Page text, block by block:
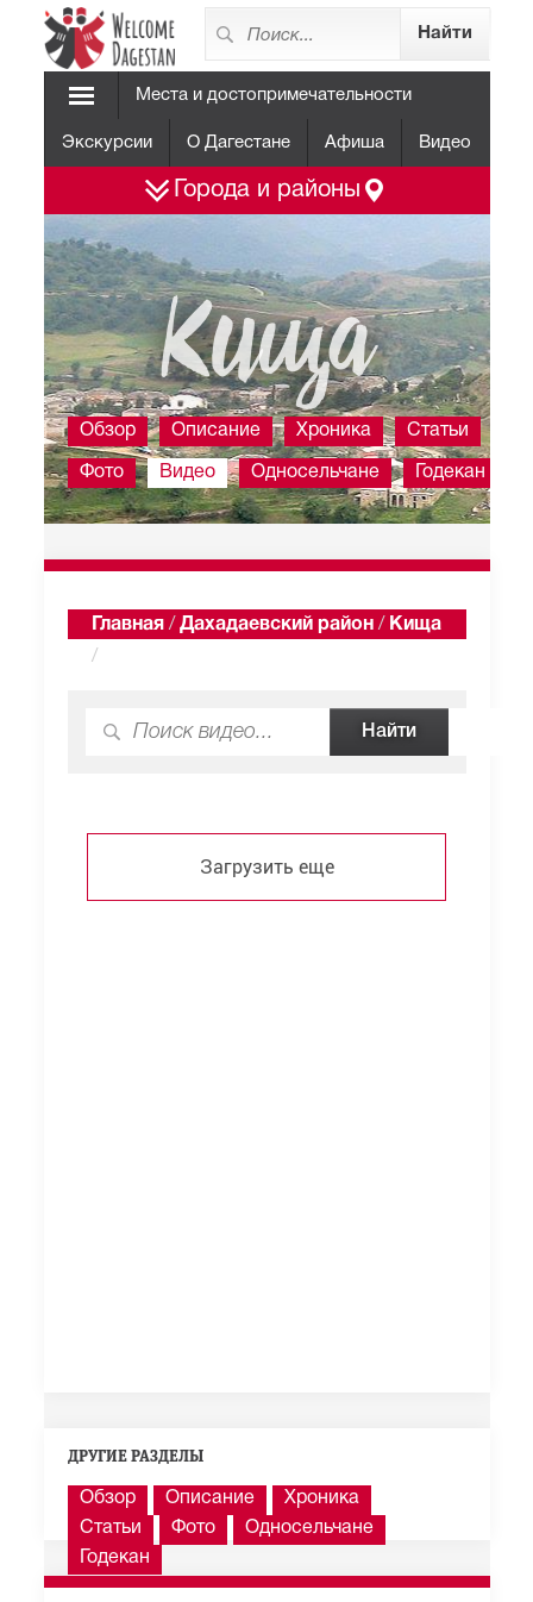
Места и достопримечательности
Экскурсии О Дагестане Афиша Видео
Города и районы
Кища
Обзор Описание Хроника Статьи
Фото Видео Односельчане Годекан
Главная / Дахадаевский район / Кища
/
Загрузить еще
ДРУГИЕ РАЗДЕЛЫ
Обзор Описание
Хроника
Статьи
Фото
Односельчане
Годекан